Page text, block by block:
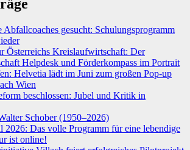
Abfallcoaches gesucht: Schulungsprogramm
Österreichs Kreislaufwirtschaft: Der
Helpdesk und Förderkompass im Portrait
Helvetia lädt im Juni zum großen Pop-up
Wien
beschlossen: Jubel und Kritik in
Schober (1950–2026)
2026: Das volle Programm für eine lebendige
ist online!